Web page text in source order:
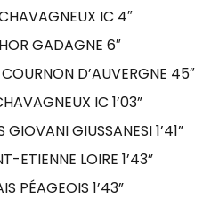
IC 4″
GADAGNE 6″
D’AUVERGNE 45″
IC 1’03”
GIUSSANESI 1’41”
ETIENNE LOIRE 1’43”
PÉAGEOIS 1’43”